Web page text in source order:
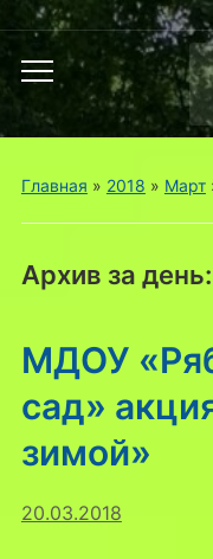
Переключить
мобильное
меню
Главная » 2018 » Март
Архив за день:
МДОУ
сад»
зимой»
20.03.2018